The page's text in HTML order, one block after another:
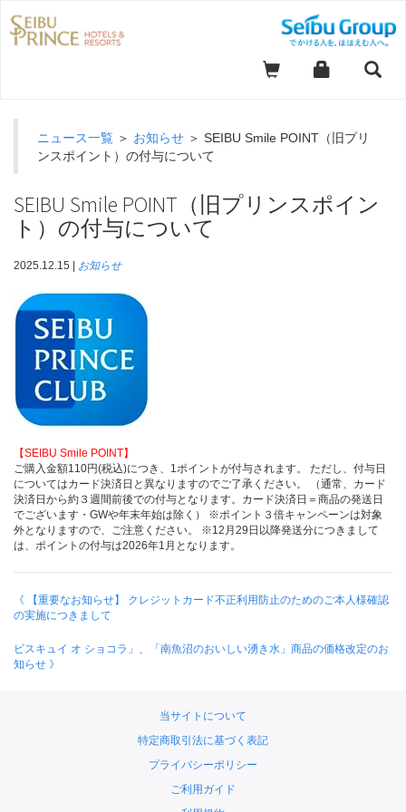
ニュース一覧 ＞ お知らせ ＞ SEIBU Smile POINT（旧プリ
ンスポイント）の付与について
SEIBU Smile POINT（旧プリンスポイン
ト）の付与について
2025.12.15 | お知らせ
【SEIBU Smile POINT】
ご購入金額110円(税込)につき、1ポイントが付与されます。 ただし、付与日
についてはカード決済日と異なりますのでご了承ください。 （通常、カード
決済日から約３週間前後での付与となります。カード決済日＝商品の発送日
でございます・GWや年末年始は除く） ※ポイント３倍キャンペーンは対象
外となりますので、ご注意ください。 ※12月29日以降発送分につきまして
は、ポイントの付与は2026年1月となります。
《 【重要なお知らせ】 クレジットカード不正利用防止のためのご本人様確認
の実施につきまして
ビスキュイ オ ショコラ」、「南魚沼のおいしい湧き水」商品の価格改定のお
知らせ 》
当サイトについて
特定商取引法に基づく表記
プライバシーポリシー
ご利用ガイド